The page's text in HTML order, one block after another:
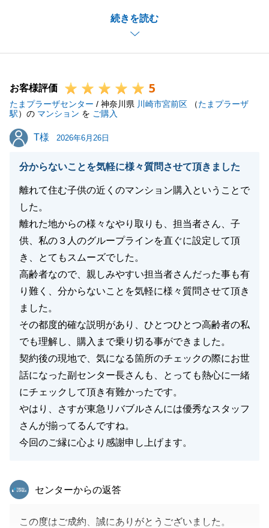
続きを読む
成約に繋がりましたこと私自身も大変嬉しく思いま
お忙しい中でS様のご協力があってこそ今回のご成約
誠にありがとうございました。
引き続き何かご不明な点やご相談等ございましたら、
何なりとお申し付けください。
今後ともどうぞよろしくお願いいたします。
閉じる
お客様評価 5
たまプラーザセンター / 神奈川県 川崎市宮前区 （たまプラーザ
駅）の マンション を ご購入
T様
T様 2026年6月26日
分からないことを気軽に様々質問させて頂きました
離れて住む子供の近くのマンション購入ということで
した。
離れた地からの様々なやり取りも、担当者さん、子
供、私の３人のグループラインを直ぐに設定して頂
き、とてもスムーズでした。
高齢者なので、親しみやすい担当者さんだった事も有
り難く、分からないことを気軽に様々質問させて頂き
ました。
その都度的確な説明があり、ひとつひとつ高齢者の私
でも理解し、購入まで乗り切る事ができました。
契約後の現地で、気になる箇所のチェックの際にお世
話になった副センター長さんも、とっても熱心に一緒
にチェックして頂き有難かったです。
やはり、さすが東急リバブルさんには優秀なスタッフ
さんが揃ってるんですね。
今回のご縁に心より感謝申し上げます。
東急リバブル
センターからの返答
この度はご成約、誠にありがとうございました。